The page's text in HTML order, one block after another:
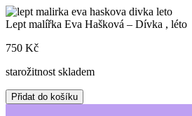
Skip
to
Lept malířka Eva Hašková – Dívka , léto
750 Kč
starožitnost skladem
Lept
malířka
Přidat do košíku